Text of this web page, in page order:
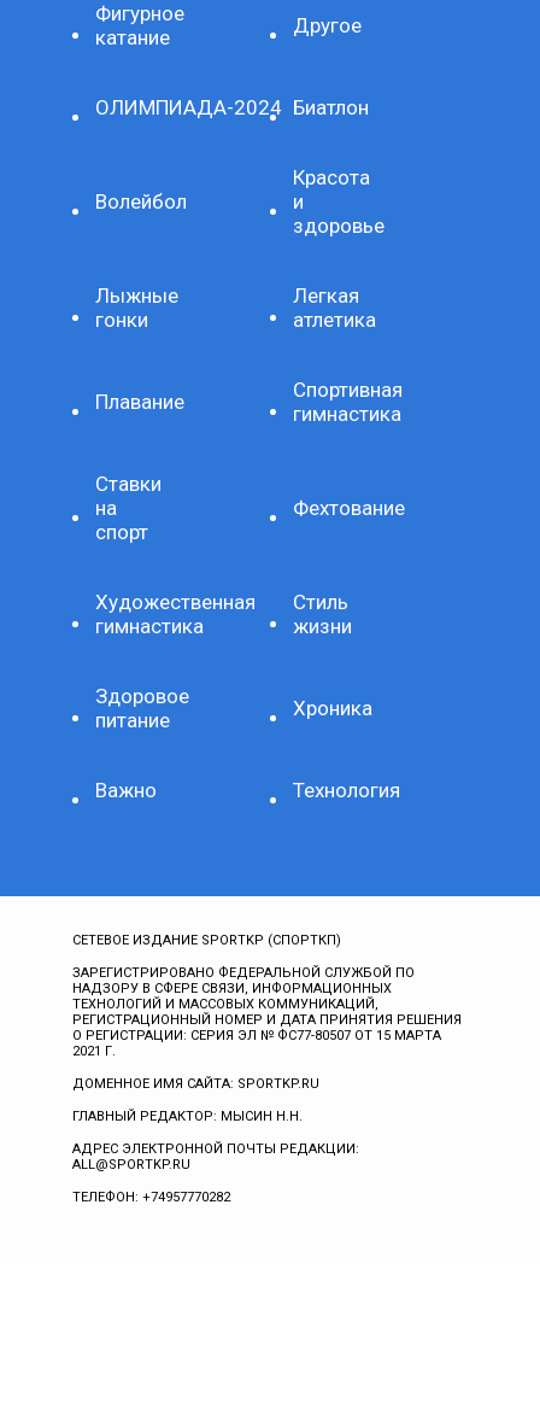
Фигурное
катание
Другое
ОЛИМПИАДА-2024 Биатлон
Волейбол
Красота
и
здоровье
Лыжные
гонки
Легкая
атлетика
Плавание
Спортивная
гимнастика
Ставки
на
спорт
Фехтование
Художественная
гимнастика
Стиль
жизни
Здоровое
питание
Хроника
Важно Технология
СЕТЕВОЕ ИЗДАНИЕ SPORTKP (СПОРТКП)
ЗАРЕГИСТРИРОВАНО ФЕДЕРАЛЬНОЙ СЛУЖБОЙ ПО
НАДЗОРУ В СФЕРЕ СВЯЗИ, ИНФОРМАЦИОННЫХ
ТЕХНОЛОГИЙ И МАССОВЫХ КОММУНИКАЦИЙ,
РЕГИСТРАЦИОННЫЙ НОМЕР И ДАТА ПРИНЯТИЯ РЕШЕНИЯ
О РЕГИСТРАЦИИ: СЕРИЯ ЭЛ № ФС77-80507 ОТ 15 МАРТА
2021 Г.
ДОМЕННОЕ ИМЯ САЙТА: SPORTKP.RU
ГЛАВНЫЙ РЕДАКТОР: МЫСИН Н.Н.
АДРЕС ЭЛЕКТРОННОЙ ПОЧТЫ РЕДАКЦИИ:
ALL@SPORTKP.RU
ТЕЛЕФОН: +74957770282